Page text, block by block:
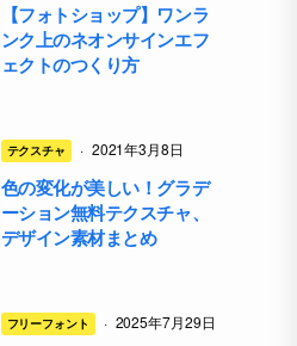
【フォトショップ】ワンラ
ンク上のネオンサインエフ
ェクトのつくり方
テクスチャ · 2021年3月8日
色の変化が美しい！グラデ
ーション無料テクスチャ、
デザイン素材まとめ
フリーフォント · 2025年7月29日